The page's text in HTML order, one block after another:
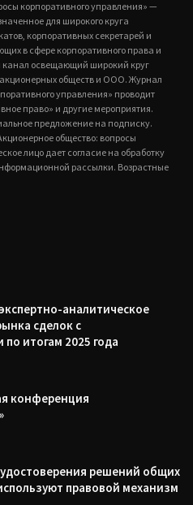
корпоративного управления» —
для широкого круга
корпоративных секретарей и
в сфере корпоративного права и
освещающий широкий круг
обществ и ООО. Журнал
управления» проводит
право» и другие мероприятия.
предложение на подписку.
общество: вопросы
лицо дает согласие на обработку
рассылки. Возрастные
аналитическое
сделок с
итогам 2025 года
конференция
решений общих
правовой механизм